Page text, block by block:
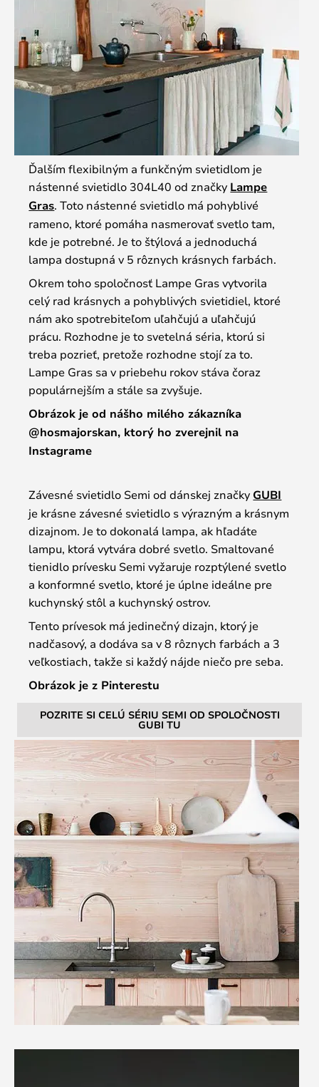
Ďalším flexibilným a funkčným svietidlom je
nástenné svietidlo 304L40 od značky Lampe
Gras. Toto nástenné svietidlo má pohyblivé
rameno, ktoré pomáha nasmerovať svetlo tam,
kde je potrebné. Je to štýlová a jednoduchá
lampa dostupná v 5 rôznych krásnych farbách.
Okrem toho spoločnosť Lampe Gras vytvorila
celý rad krásnych a pohyblivých svietidiel, ktoré
nám ako spotrebiteľom uľahčujú a uľahčujú
prácu. Rozhodne je to svetelná séria, ktorú si
treba pozrieť, pretože rozhodne stojí za to.
Lampe Gras sa v priebehu rokov stáva čoraz
populárnejším a stále sa zvyšuje.
Obrázok je od nášho milého zákazníka
@hosmajorskan, ktorý ho zverejnil na
Instagrame
Závesné svietidlo Semi od dánskej značky GUBI
je krásne závesné svietidlo s výrazným a krásnym
dizajnom. Je to dokonalá lampa, ak hľadáte
lampu, ktorá vytvára dobré svetlo. Smaltované
tienidlo prívesku Semi vyžaruje rozptýlené svetlo
a konformné svetlo, ktoré je úplne ideálne pre
kuchynský stôl a kuchynský ostrov.
Tento prívesok má jedinečný dizajn, ktorý je
nadčasový, a dodáva sa v 8 rôznych farbách a 3
veľkostiach, takže si každý nájde niečo pre seba.
Obrázok je z Pinterestu
POZRITE SI CELÚ SÉRIU SEMI OD SPOLOČNOSTI
GUBI TU